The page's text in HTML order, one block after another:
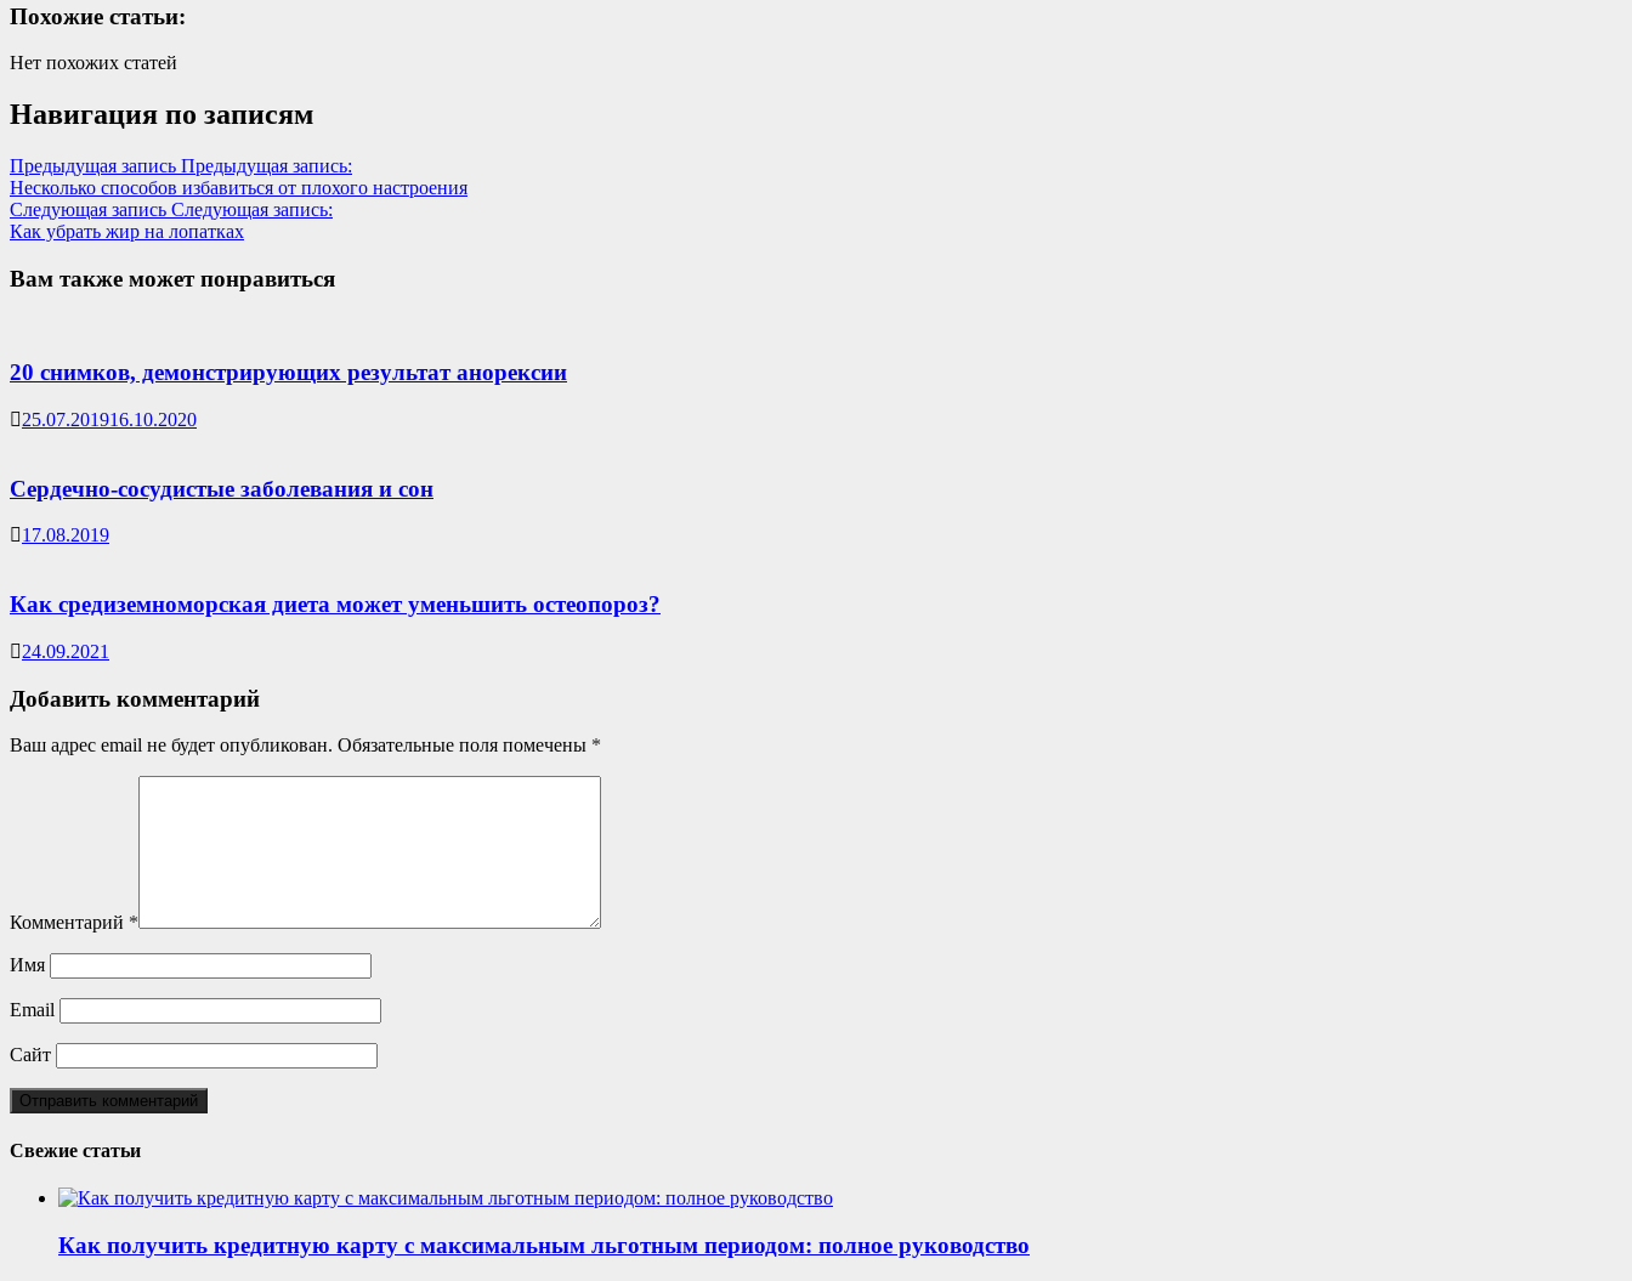
Похожие статьи:
Нет похожих статей
Навигация по записям
Предыдущая запись Предыдущая запись:
Несколько способов избавиться от плохого настроения
Следующая запись Следующая запись:
Как убрать жир на лопатках
Вам также может понравиться
20 снимков, демонстрирующих результат анорексии
25.07.201916.10.2020
Сердечно-сосудистые заболевания и сон
17.08.2019
Как средиземноморская диета может уменьшить остеопороз?
24.09.2021
Добавить комментарий
Ваш адрес email не будет опубликован. Обязательные поля помечены *
Комментарий *
Имя
Email
Сайт
Свежие статьи
Как получить кредитную карту с максимальным льготным периодом: полное руководство